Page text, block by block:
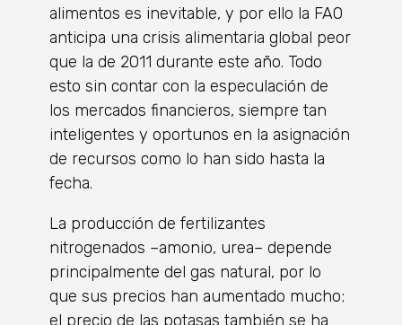
alimentos es inevitable, y por ello la FAO
anticipa una crisis alimentaria global peor
que la de 2011 durante este año. Todo
esto sin contar con la especulación de
los mercados financieros, siempre tan
inteligentes y oportunos en la asignación
de recursos como lo han sido hasta la
fecha.
La producción de fertilizantes
nitrogenados –amonio, urea– depende
principalmente del gas natural, por lo
que sus precios han aumentado mucho;
el precio de las potasas también se ha